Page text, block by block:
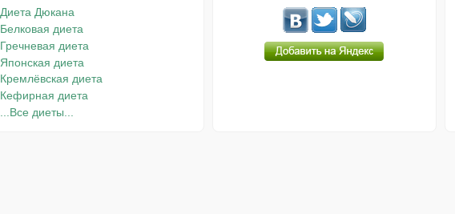
Диета Дюкана
Белковая диета
Гречневая диета
Японская диета
Кремлёвская диета
Кефирная диета
...Все диеты...